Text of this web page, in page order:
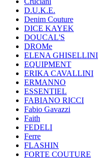
D.U.K.E.
Denim Couture
DICE KAYEK
DOUCAL'S
DROMe
ELENA GHISELLINI
EQUIPMENT
ERIKA CAVALLINI
ERMANNO
ESSENTIEL
FABIANO RICCI
Fabio Gavazzi
Faith
FEDELI
Ferre
FLASHIN
FORTE COUTURE